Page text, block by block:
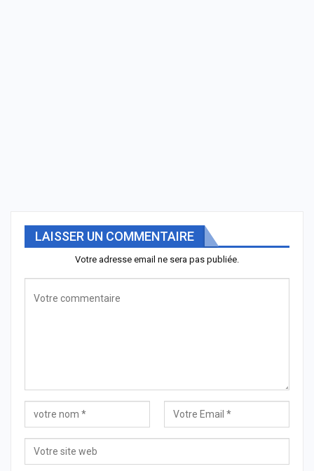
LAISSER UN COMMENTAIRE
Votre adresse email ne sera pas publiée.